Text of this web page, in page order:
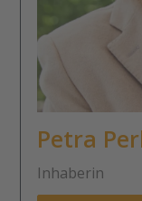
Petra
Inhaberin